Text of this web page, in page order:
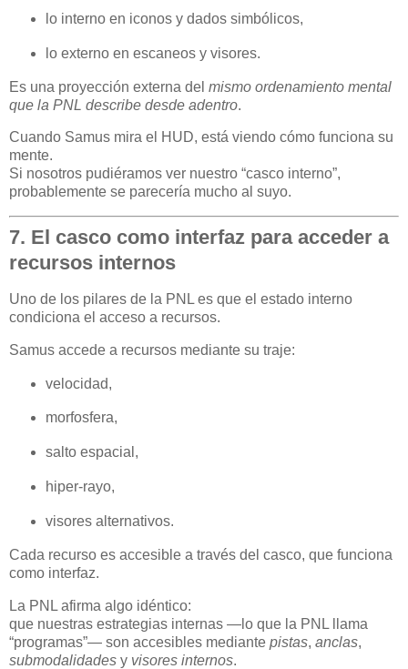
lo interno en iconos y dados simbólicos,
lo externo en escaneos y visores.
Es una proyección externa del mismo ordenamiento mental
que la PNL describe desde adentro.
Cuando Samus mira el HUD, está viendo cómo funciona su
mente.
Si nosotros pudiéramos ver nuestro “casco interno”,
probablemente se parecería mucho al suyo.
7. El casco como interfaz para acceder a
recursos internos
Uno de los pilares de la PNL es que el estado interno
condiciona el acceso a recursos.
Samus accede a recursos mediante su traje:
velocidad,
morfosfera,
salto espacial,
hiper-rayo,
visores alternativos.
Cada recurso es accesible a través del casco, que funciona
como interfaz.
La PNL afirma algo idéntico:
que nuestras estrategias internas —lo que la PNL llama
“programas”— son accesibles mediante pistas, anclas,
submodalidades y visores internos.